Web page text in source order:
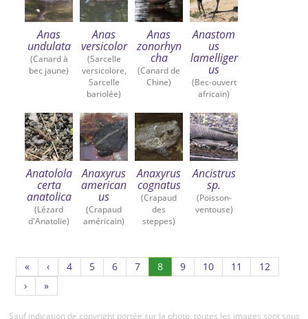
Anas
undulata
(Canard à
bec jaune)
Anas
versicolor
(Sarcelle
versicolore,
Sarcelle
bariolée)
Anas
zonorhyn
cha
(Canard de
Chine)
Anastom
us
lamelliger
us
(Bec-ouvert
africain)
Anatolola
certa
anatolica
(Lézard
d'Anatolie)
Anaxyrus
american
us
(Crapaud
américain)
Anaxyrus
cognatus
(Crapaud
des
steppes)
Ancistrus
sp.
(Poisson-
ventouse)
« ‹ 4Page
4
5Page
5
6Page
6
7Page
7
8(Actuel)
9Page
9
10Page
10
11
Page
11
12
12
› »
Sauf indication de copyright portée sur la photo, toutes les images sont sous